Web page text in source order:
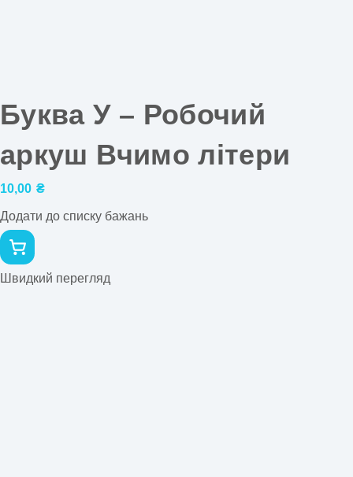
Буква У – Робочий
аркуш Вчимо літери
10,00 ₴
Додати до списку бажань
Швидкий перегляд